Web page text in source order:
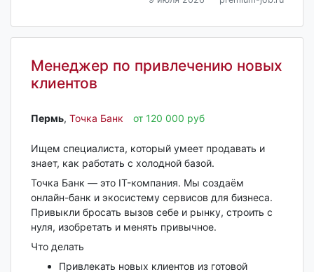
Менеджер по привлечению новых
клиентов
Пермь‎, Точка Банк от 120 000 руб
Ищем специалиста, который умеет продавать и
знает, как работать с холодной базой.
Точка Банк — это IT-компания. Мы создаём
онлайн-банк и экосистему сервисов для бизнеса.
Привыкли бросать вызов себе и рынку, строить с
нуля, изобретать и менять привычное.
Что делать
Привлекать новых клиентов из готовой